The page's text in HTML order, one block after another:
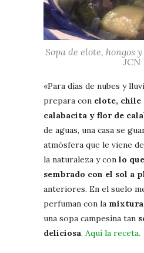
Sopa de elote, hongos
JCN
«Para días de nubes y
prepara con elote, chile
calabacita y flor de
de aguas, una casa se
atmósfera que le viene
la naturaleza y con lo
sembrado con el sol a
anteriores. En el suelo
perfuman con la mixtura
una sopa campesina tan
deliciosa. Aquí la receta.